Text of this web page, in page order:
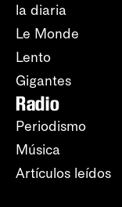
la diaria
Le Monde
Lento
Gigantes
Radio
Periodismo
Música
Artículos leídos